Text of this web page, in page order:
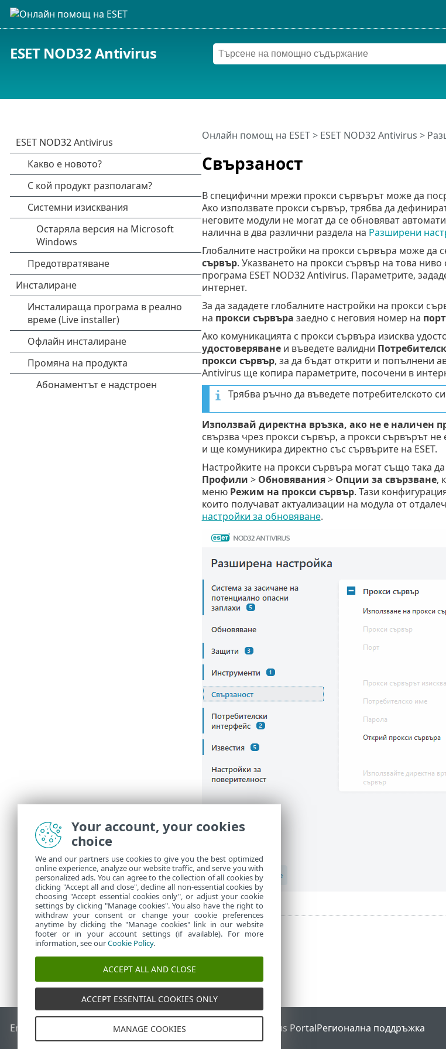
ESET NOD32 Antivirus
Свързаност
Онлайн помощ на ESET> ESET NOD32 Antivirus >
В специфични мрежи прокси сървърът може да
Ако използвате прокси сървър, трябва да
неговите модули не могат да се обновяват
налична в два различни раздела на Разширени
Глобалните настройки на прокси сървъра може да
сървър. Указването на прокси сървър на това
програма ESET NOD32 Antivirus. Параметрите,
интернет.
За да зададете глобалните настройки на прокси
на прокси сървъра заедно с неговия номер на
Ако комуникацията с прокси сървъра изисква
удостоверяванеи въведете валидни
прокси сървър, за да бъдат открити и попълнени
Antivirus ще копира параметрите, посочени в
Трябва ръчно да въведете потребителското
Използвай директна връзка, ако не е наличен
свързва чрез прокси сървър, а прокси сървърът
и ще комуникира директно със сървърите на ESET.
Настройките на прокси сървъра могат също така
Профили > Обновявания> Опции за свързване,
меню Режим на прокси сървър. Тази
които получават актуализации на модула от
настройки за обновяване.
End of Life База със знания на ESETФорум на ESET ESET Status PortalРегионална поддръжка
Your account, your cookies
choice
We and our partners use cookies to give you the best optimized
online experience, analyze our website traffic, and serve you with
personalized ads. You can agree to the collection of all cookies by
clicking "Accept all and close", decline all non-essential cookies by
choosing "Accept essential cookies only", or adjust your cookie
settings by clicking "Manage cookies". You also have the right to
withdraw your consent or change your cookie preferences
anytime by clicking the "Manage cookies" link in our website
footer or in your account settings (if available). For more
information, see ourCookie Policy.
ACCEPT ALL AND CLOSE
ACCEPT ESSENTIAL COOKIES ONLY
MANAGE COOKIES